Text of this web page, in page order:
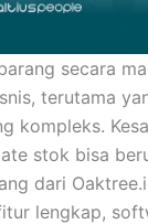
secara
terutama
kompleks.
stok bisa
dari
lengkap,